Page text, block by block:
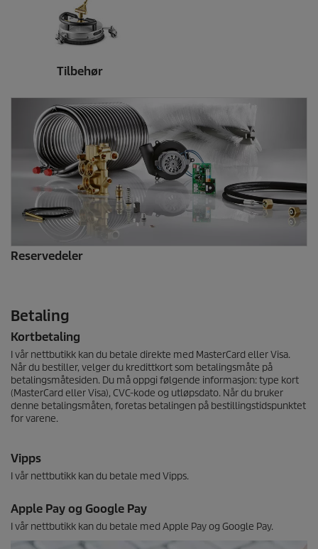
Tilbehør
Reservedeler
Betaling
Kortbetaling
I vår nettbutikk kan du betale direkte med MasterCard eller Visa.
Når du bestiller, velger du kredittkort som betalingsmåte på
betalingsmåtesiden. Du må oppgi følgende informasjon: type kort
(MasterCard eller Visa), CVC-kode og utløpsdato. Når du bruker
denne betalingsmåten, foretas betalingen på bestillingstidspunktet
for varene.
Vipps
I vår nettbutikk kan du betale med Vipps.
Apple Pay og Google Pay
I vår nettbutikk kan du betale med Apple Pay og Google Pay.